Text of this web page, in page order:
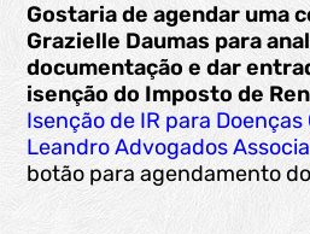
Gostaria de agendar uma
Grazielle Daumas para
documentação e dar
isenção do Imposto de
Isenção de IR para Doenças
Leandro Advogados
botão para agendamento